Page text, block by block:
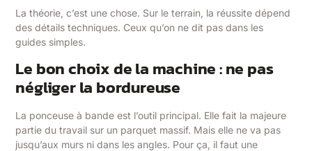
La théorie, c’est une chose. Sur le terrain, la réussite dépend
des détails techniques. Ceux qu’on ne dit pas dans les
guides simples.
Le bon choix de la machine : ne pas
négliger la bordureuse
La ponceuse à bande est l’outil principal. Elle fait la majeure
partie du travail sur un parquet massif. Mais elle ne va pas
jusqu’aux murs ni dans les angles. Pour ça, il faut une